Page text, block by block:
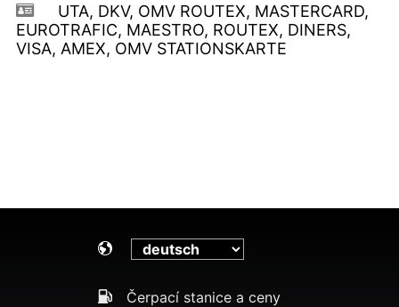
UTA, DKV, OMV ROUTEX, MASTERCARD,
EUROTRAFIC, MAESTRO, ROUTEX, DINERS,
VISA, AMEX, OMV STATIONSKARTE
Čerpací stanice a ceny